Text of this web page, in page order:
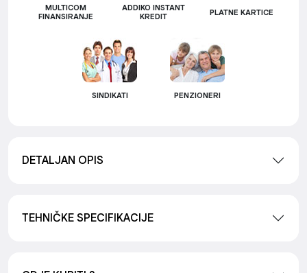
MULTICOM
FINANSIRANJE
ADDIKO INSTANT
KREDIT
PLATNE KARTICE
SINDIKATI PENZIONERI
DETALJAN OPIS
TEHNIČKE SPECIFIKACIJE